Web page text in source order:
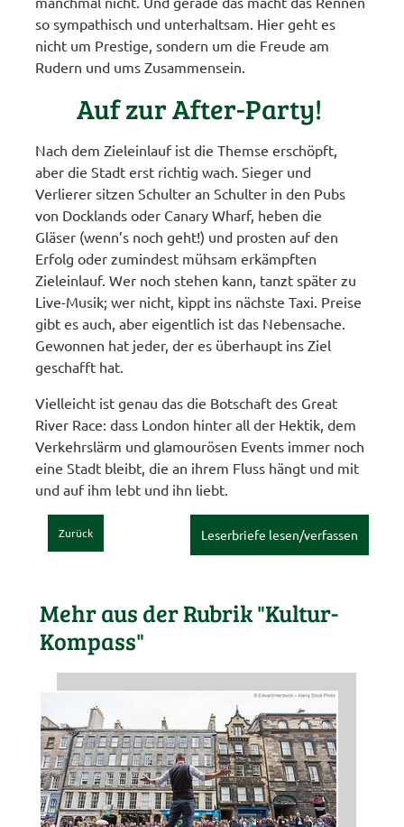
so sympathisch und unterhaltsam. Hier geht es
nicht um Prestige, sondern um die Freude am
Rudern und ums Zusammensein.
Auf zur After-Party!
Nach dem Zieleinlauf ist die Themse erschöpft,
aber die Stadt erst richtig wach. Sieger und
Verlierer sitzen Schulter an Schulter in den Pubs
von Docklands oder Canary Wharf, heben die
Gläser (wenn’s noch geht!) und prosten auf den
Erfolg oder zumindest mühsam erkämpften
Zieleinlauf. Wer noch stehen kann, tanzt später zu
Live-Musik; wer nicht, kippt ins nächste Taxi. Preise
gibt es auch, aber eigentlich ist das Nebensache.
Gewonnen hat jeder, der es überhaupt ins Ziel
geschafft hat.
Vielleicht ist genau das die Botschaft des Great
River Race: dass London hinter all der Hektik, dem
Verkehrslärm und glamourösen Events immer noch
eine Stadt bleibt, die an ihrem Fluss hängt und mit
und auf ihm lebt und ihn liebt.
Zurück Leserbriefe lesen/verfassen
Mehr aus der Rubrik "Kultur-
Kompass"